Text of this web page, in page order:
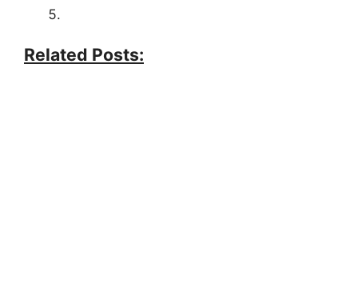
Related Posts: